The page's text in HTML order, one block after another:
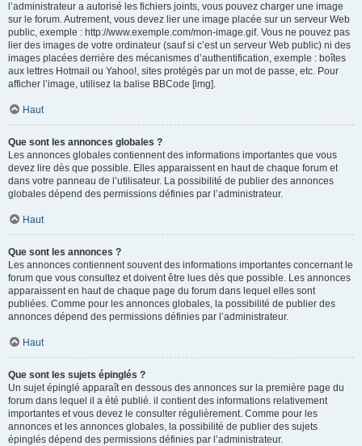
l’administrateur a autorisé les fichiers joints, vous pouvez charger une image
sur le forum. Autrement, vous devez lier une image placée sur un serveur Web
public, exemple : http://www.exemple.com/mon-image.gif. Vous ne pouvez pas
lier des images de votre ordinateur (sauf si c’est un serveur Web public) ni des
images placées derrière des mécanismes d’authentification, exemple : boîtes
aux lettres Hotmail ou Yahoo!, sites protégés par un mot de passe, etc. Pour
afficher l’image, utilisez la balise BBCode [img].
Haut
Que sont les annonces globales ?
Les annonces globales contiennent des informations importantes que vous
devez lire dès que possible. Elles apparaissent en haut de chaque forum et
dans votre panneau de l’utilisateur. La possibilité de publier des annonces
globales dépend des permissions définies par l’administrateur.
Haut
Que sont les annonces ?
Les annonces contiennent souvent des informations importantes concernant le
forum que vous consultez et doivent être lues dès que possible. Les annonces
apparaissent en haut de chaque page du forum dans lequel elles sont
publiées. Comme pour les annonces globales, la possibilité de publier des
annonces dépend des permissions définies par l’administrateur.
Haut
Que sont les sujets épinglés ?
Un sujet épinglé apparaît en dessous des annonces sur la première page du
forum dans lequel il a été publié. il contient des informations relativement
importantes et vous devez le consulter régulièrement. Comme pour les
annonces et les annonces globales, la possibilité de publier des sujets
épinglés dépend des permissions définies par l’administrateur.